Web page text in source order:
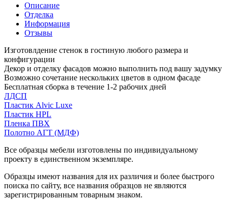
Описание
Отделка
Информация
Отзывы
Изготовлдение стенок в гостиную любого размера и
конфигурации
Декор и отделку фасадов можно выполнить под вашу задумку
Возможно сочетание нескольких цветов в одном фасаде
Бесплатная сборка в течение 1-2 рабочих дней
ЛДСП
Пластик Alvic Luxe
Пластик HPL
Пленка ПВХ
Полотно АГТ (МДФ)
Все образцы мебели изготовлены по индивидуальному
проекту в единственном экземпляре.
Образцы имеют названия для их различия и более быстрого
поиска по сайту, все названия образцов не являются
зарегистрированным товарным знаком.